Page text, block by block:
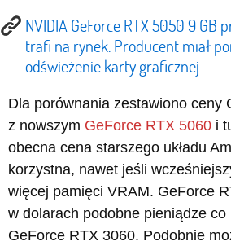
NVIDIA GeForce RTX 5050 9 GB
trafi na rynek. Producent miał
odświeżenie karty graficznej
Dla porównania zestawiono ceny
z nowszym GeForce RTX 5060 i
obecna cena starszego układu
korzystna, nawet jeśli
więcej pamięci VRAM. GeForce
w dolarach podobne pieniądze co
GeForce RTX 3060. Podobnie